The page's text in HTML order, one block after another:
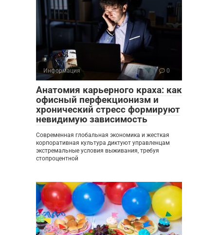
Информация 0
Анатомия карьерного краха: как
офисный перфекционизм и
хронический стресс формируют
невидимую зависимость
Современная глобальная экономика и жесткая
корпоративная культура диктуют управленцам
экстремальные условия выживания, требуя
стопроцентной